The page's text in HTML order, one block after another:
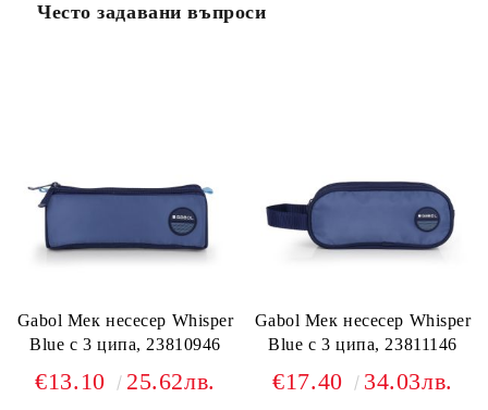
Често задавани въпроси
Gabol Мек несесер Whisper
Blue с 3 ципа, 23810946
€13.10 25.62лв.
Gabol Мек несесер Whisper
Blue с 3 ципа, 23811146
€17.40 34.03лв.